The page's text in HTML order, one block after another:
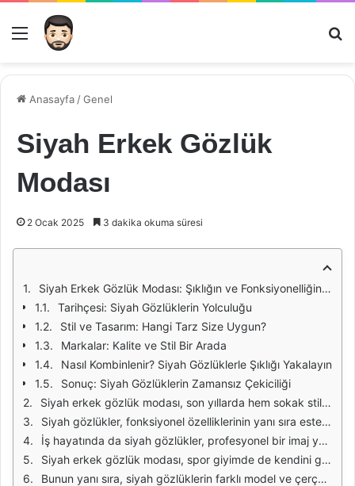
Menü
Anasayfa /Genel
Siyah Erkek Gözlük
Modası
2 Ocak 2025 3 dakika okuma süresi
Siyah Erkek Gözlük Modası: Şıklığın ve Fonksiyonelliğin Buluşması
Tarihçesi: Siyah Gözlüklerin Yolculuğu
Stil ve Tasarım: Hangi Tarz Size Uygun?
Markalar: Kalite ve Stil Bir Arada
Nasıl Kombinlenir? Siyah Gözlüklerle Şıklığı Yakalayın
Sonuç: Siyah Gözlüklerin Zamansız Çekiciliği
Siyah erkek gözlük modası, son yıllarda hem sokak stilinde hem de lüks moda dünyasında önemli bir yer edinmiştir. Bu gözlükler, şıklığı ve zarafeti bir araya getirerek, her yaştan erkeğin gardırobunda yer alması gereken bir parça haline gelmiştir. Siyah renk, her zaman vazgeçilmez bir klasik olmuştur ve bu gözlükler, çeşitli stillerle kolayca kombinlenebilir.
Siyah gözlükler, fonksiyonel özelliklerinin yanı sıra estetik açıdan da dikkat çekmektedir. UV koruma, polarize lensler ve çeşitli kaplamalar, bu gözlüklerin sadece bir aksesuar olmanın ötesine geçmesini sağlar. Bu nedenle, siyah gözlükler hem günlük kullanım hem de özel etkinlikler için idealdir.
İş hayatında da siyah gözlükler, profesyonel bir imaj yaratmak için sıkça tercih edilmektedir. Özellikle iş görüşmeleri veya resmi toplantılarda, uygun bir gözlük seçimi, kişinin ciddiyetini ve stilini vurgulamak açısından önemlidir. Bu yüzden, şık bir çerçeve seçimi yapmak, iş hayatında başarıyı destekleyebilir.
Siyah erkek gözlük modası, spor giyimde de kendini göstermektedir. Spor yaparken kullanılan gözlükler, dayanıklılık ve konfor sağlarken, şıklığı da unutmamak gerekir. Sporcular için tasarlanan siyah gözlükler, hafif yapıları ve ergonomik tasarımları ile dikkat çekmektedir.
Bunun yanı sıra, siyah gözlüklerin farklı model ve çerçeve seçenekleri ile herkesin tarzına hitap etmesi mümkün. Klasik aviatörlerden modern kare çerçevelere kadar geniş bir yelpazede seçenek sunan siyah gözlükler, her erkeğin tarzına uyum sağlayabilir. Bu çeşitlilik, erkeklerin kişisel stillerini yansıtmalarında önemli bir rol oynamaktadır.